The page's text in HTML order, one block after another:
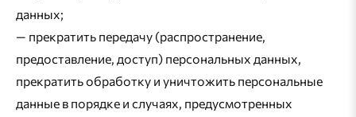
данных;
— прекратить передачу (распространение,
предоставление, доступ) персональных данных,
прекратить обработку и уничтожить персональные
данные в порядке и случаях, предусмотренных